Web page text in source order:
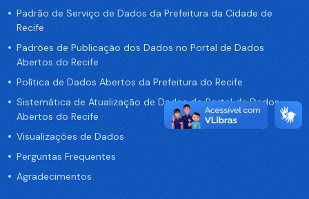
Padrão de Serviço de Dados da Prefeitura da Cidade de
Recife
Padrões de Publicação dos Dados no Portal de Dados
Abertos do Recife
Política de Dados Abertos da Prefeitura do Recife
Sistemática de Atualização de Dados do Portal de Dados
Abertos do Recife
Visualizações de Dados
Perguntas Frequentes
Agradecimentos